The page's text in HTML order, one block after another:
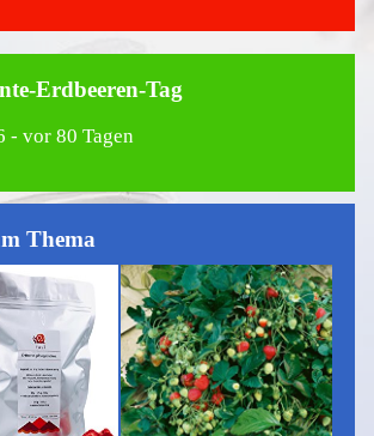
Erdbeeren-Tag
- vor 80 Tagen
Thema